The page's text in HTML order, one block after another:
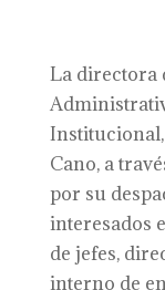
La directora
Cano, a
por su
interesados
de jefes,
interno de